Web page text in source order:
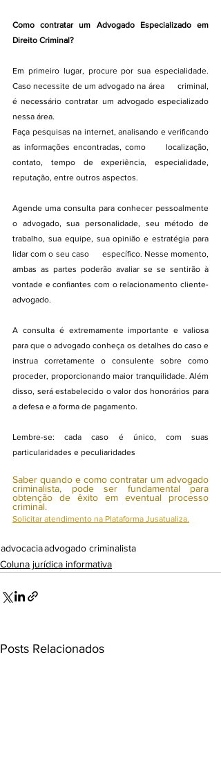
Como contratar um Advogado Especializado em
Direito Criminal?
Em primeiro lugar, procure por sua especialidade.
Caso necessite de um advogado na área      criminal,
é necessário contratar um advogado especializado
nessa área.
Faça pesquisas na internet, analisando e verificando
as informações encontradas, como      localização,
contato, tempo de experiência, especialidade,
reputação, entre outros aspectos.
Agende uma consulta para conhecer pessoalmente
o advogado, sua personalidade, seu método de
trabalho, sua equipe, sua opinião e estratégia para
lidar com o seu caso      específico. Nesse momento,
ambas as partes poderão avaliar se se sentirão à
vontade e confiantes com o relacionamento cliente-
advogado.
A consulta é extremamente importante e valiosa
para que o advogado conheça os detalhes do caso e
instrua corretamente o consulente sobre como
proceder, proporcionando maior tranquilidade. Além
disso, será estabelecido o valor dos honorários para
a defesa e a forma de pagamento.
Lembre-se: cada caso é único, com suas
particularidades e peculiaridades
Saber quando e como contratar um advogado
criminalista, pode ser fundamental para
obtenção de êxito em eventual processo
criminal.
Solicitar atendimento na Plataforma Jusatualiza.
advocaciaadvogado criminalista
Coluna jurídica informativa
Posts Relacionados